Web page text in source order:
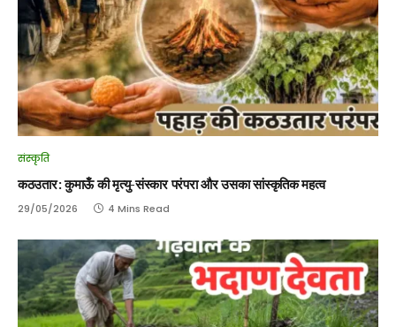
संस्कृति
कठउतार: कुमाऊँ की मृत्यु-संस्कार परंपरा और उसका सांस्कृतिक महत्व
29/05/2026 4 Mins Read